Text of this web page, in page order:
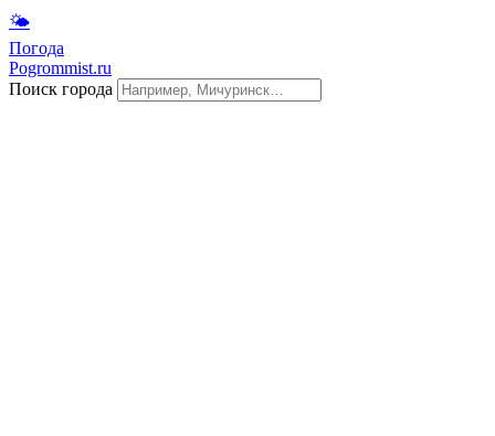
🌤
Погода
Pogrommist.ru
Поиск города